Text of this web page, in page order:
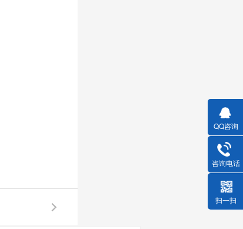
QQ咨询
咨询电话
扫一扫